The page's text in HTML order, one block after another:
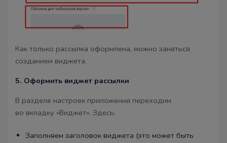
Как только рассылка оформлена, можно заняться
созданием виджета.
5. Оформить виджет рассылки
В разделе настроек приложения переходим
во вкладку «Виджет». Здесь:
Заполняем заголовок виджета (это может быть